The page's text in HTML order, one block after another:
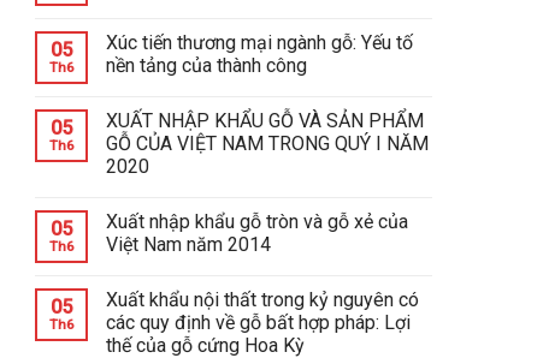
05
Th6
Xúc tiến thương mại ngành gỗ: Yếu tố
nền tảng của thành công
05
Th6
XUẤT NHẬP KHẨU GỖ VÀ SẢN PHẨM
GỖ CỦA VIỆT NAM TRONG QUÝ I NĂM
2020
05
Th6
Xuất nhập khẩu gỗ tròn và gỗ xẻ của
Việt Nam năm 2014
05
Th6
Xuất khẩu nội thất trong kỷ nguyên có
các quy định về gỗ bất hợp pháp: Lợi
thế của gỗ cứng Hoa Kỳ